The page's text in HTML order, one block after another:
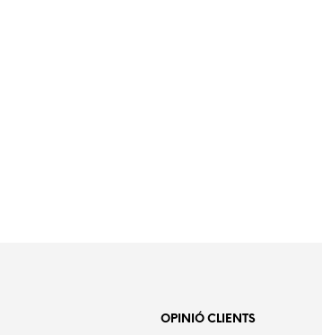
OPINIÓ CLIENTS